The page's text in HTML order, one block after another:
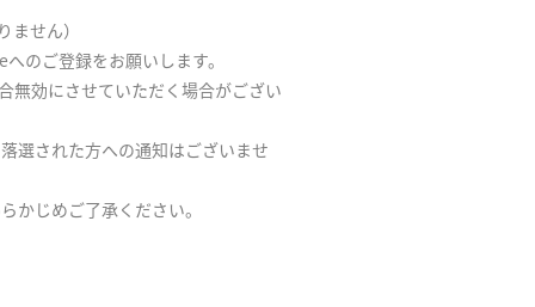
ません）
のご登録をお願いします。
無効にさせていただく場合がござい
選された方への通知はございませ
かじめご了承ください。